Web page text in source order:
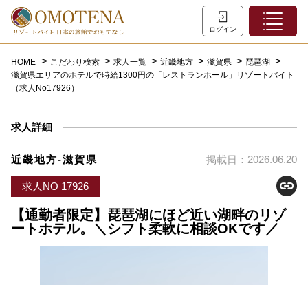
ログイン
ホーム
特集一覧
初めての方へ
お問い合わせ
よくあるご質問
会員登録
HOME こだわり検索 求人一覧 近畿地方 滋賀県
琵琶湖
滋賀県エリアのホテルで時給1300円の「レストランホール」リゾートバイト
（求人No17926）
求人詳細
近畿地方-滋賀県 掲載日：2026.06.20
求人NO 17926
【通勤者限定】琵琶湖にほど近い湖畔のリゾ
ートホテル。＼シフト柔軟に相談OKです／